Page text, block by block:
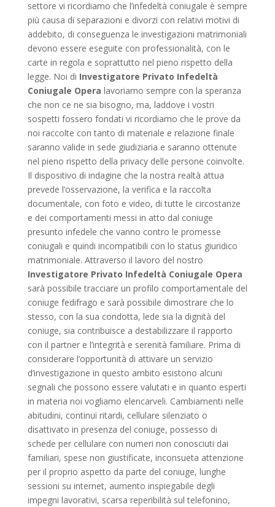
settore vi ricordiamo che l’infedeltà coniugale è sempre
più causa di separazioni e divorzi con relativi motivi di
addebito, di conseguenza le investigazioni matrimoniali
devono essere eseguite con professionalità, con le
carte in regola e soprattutto nel pieno rispetto della
legge. Noi di Investigatore Privato Infedeltà
Coniugale Opera lavoriamo sempre con la speranza
che non ce ne sia bisogno, ma, laddove i vostri
sospetti fossero fondati vi ricordiamo che le prove da
noi raccolte con tanto di materiale e relazione finale
saranno valide in sede giudiziaria e saranno ottenute
nel pieno rispetto della privacy delle persone coinvolte.
Il dispositivo di indagine che la nostra realtà attua
prevede l’osservazione, la verifica e la raccolta
documentale, con foto e video, di tutte le circostanze
e dei comportamenti messi in atto dal coniuge
presunto infedele che vanno contro le promesse
coniugali e quindi incompatibili con lo status giuridico
matrimoniale. Attraverso il lavoro del nostro
Investigatore Privato Infedeltà Coniugale Opera
sarà possibile tracciare un profilo comportamentale del
coniuge fedifrago e sarà possibile dimostrare che lo
stesso, con la sua condotta, lede sia la dignità del
coniuge, sia contribuisce a destabilizzare il rapporto
con il partner e l’integrità e serenità familiare. Prima di
considerare l’opportunità di attivare un servizio
d’investigazione in questo ambito esistono alcuni
segnali che possono essere valutati e in quanto esperti
in materia noi vogliamo elencarveli. Cambiamenti nelle
abitudini, continui ritardi, cellulare silenziato o
disattivato in presenza del coniuge, possesso di
schede per cellulare con numeri non conosciuti dai
familiari, spese non giustificate, inconsueta attenzione
per il proprio aspetto da parte del coniuge, lunghe
sessioni su internet, aumento inspiegabile degli
impegni lavorativi, scarsa reperibilità sul telefonino,